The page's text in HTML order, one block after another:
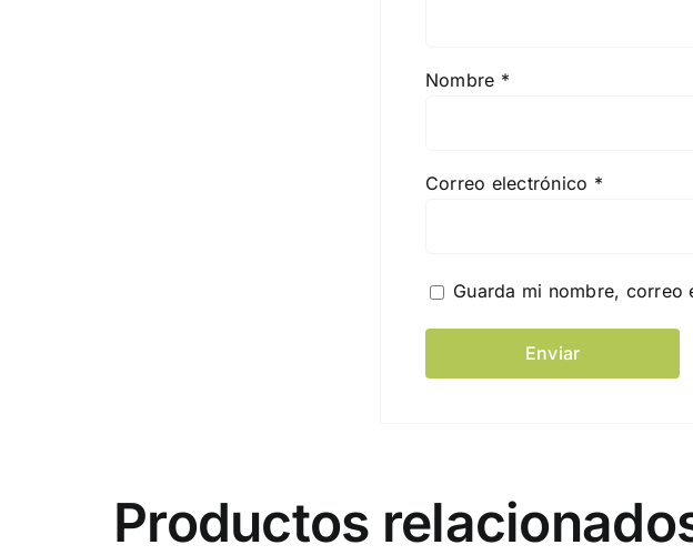
Nombre *
Correo electrónico *
Guarda mi nombre,
Productos